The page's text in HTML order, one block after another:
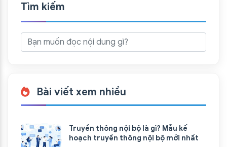
Tìm kiếm
Bài viết xem nhiều
Truyền thông nội bộ là gì? Mẫu kế
hoạch truyền thông nội bộ mới nhất